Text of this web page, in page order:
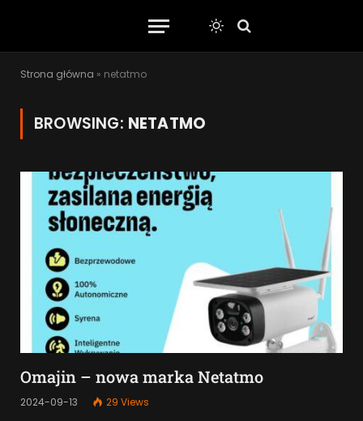
Strona główna » netatmo
BROWSING: NETATMO
Omajin – nowa marka Netatmo
2024-09-13 29 Views